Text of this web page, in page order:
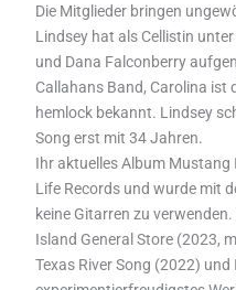
Die Mitglieder bringen
Lindsey hat als Cellistin
und Dana Falconberry
Callahans Band, Carolina ist
hemlock bekannt. Lindsey
Song erst mit 34 Jahren.
Ihr aktuelles Album
Life Records und wurde mit
keine Gitarren zu
Island General Store (2023,
Texas River Song (2022)